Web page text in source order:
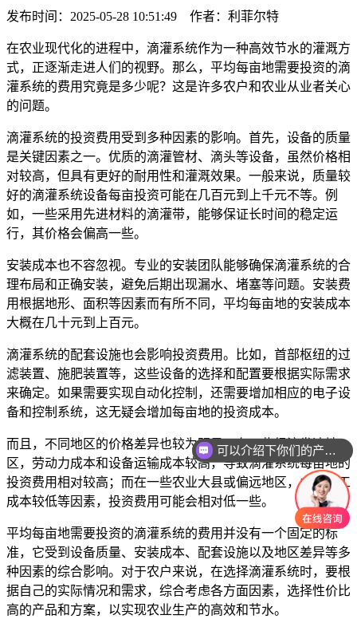
发布时间：2025-05-28 10:51:49 作者：利菲尔特
在农业现代化的进程中，滴灌系统作为一种高效节水的灌溉方
式，正逐渐走进人们的视野。那么，平均每亩地需要投资的滴
灌系统的费用究竟是多少呢？这是许多农户和农业从业者关心
的问题。
滴灌系统的投资费用受到多种因素的影响。首先，设备的质量
是关键因素之一。优质的滴灌管材、滴头等设备，虽然价格相
对较高，但具有更好的耐用性和灌溉效果。一般来说，质量较
好的滴灌系统设备每亩投资可能在几百元到上千元不等。例
如，一些采用先进材料的滴灌带，能够保证长时间的稳定运
行，其价格会偏高一些。
安装成本也不容忽视。专业的安装团队能够确保滴灌系统的合
理布局和正确安装，避免后期出现漏水、堵塞等问题。安装费
用根据地形、面积等因素而有所不同，平均每亩地的安装成本
大概在几十元到上百元。
滴灌系统的配套设施也会影响投资费用。比如，首部枢纽的过
滤装置、施肥装置等，这些设备的选择和配置要根据实际需求
来确定。如果需要实现自动化控制，还需要增加相应的电子设
备和控制系统，这无疑会增加每亩地的投资成本。
而且，不同地区的价格差异也较为明显。在一些经济发达地
区，劳动力成本和设备运输成本较高，导致滴灌系统每亩地的
投资费用相对较高；而在一些农业大县或偏远地区，由于人工
成本较低等因素，投资费用可能会相对低一些。
平均每亩地需要投资的滴灌系统的费用并没有一个固定的标
准，它受到设备质量、安装成本、配套设施以及地区差异等多
种因素的综合影响。对于农户来说，在选择滴灌系统时，要根
据自己的实际情况和需求，综合考虑各方面因素，选择性价比
高的产品和方案，以实现农业生产的高效和节水。
可以介绍下你们的产品么